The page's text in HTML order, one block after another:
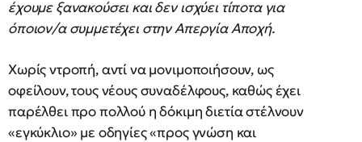
έχουμε ξανακούσει και δεν ισχύει τίποτα για
όποιον/α συμμετέχει στην Απεργία Αποχή.
Χωρίς ντροπή, αντί να μονιμοποιήσουν, ως
οφείλουν, τους νέους συναδέλφους, καθώς έχει
παρέλθει προ πολλού η δόκιμη διετία στέλνουν
«εγκύκλιο» με οδηγίες «προς γνώση και